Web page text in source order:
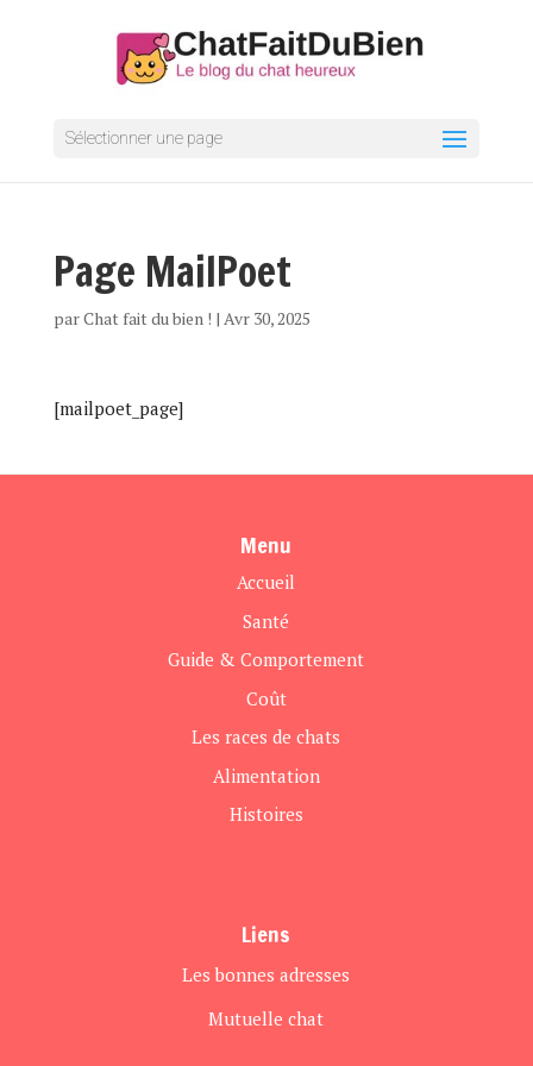
Sélectionner une page
Page MailPoet
parChat fait du bien ! | Avr 30, 2025
[mailpoet_page]
Menu
Accueil
Santé
Guide & Comportement
Coût
Les races de chats
Alimentation
Histoires
Liens
Les bonnes adresses
Mutuelle chat